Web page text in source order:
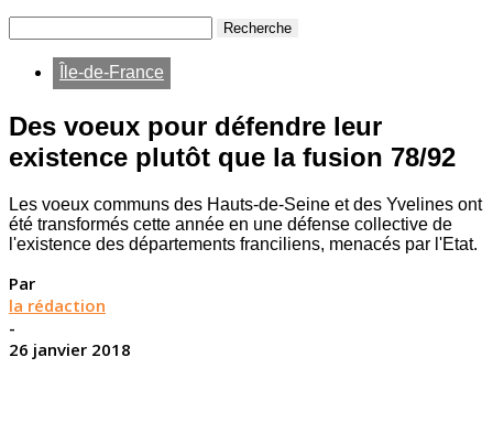
Île-de-France
Des voeux pour défendre leur
existence plutôt que la fusion 78/92
Les voeux communs des Hauts-de-Seine et des Yvelines ont
été transformés cette année en une défense collective de
l'existence des départements franciliens, menacés par l'Etat.
Par
la rédaction
-
26 janvier 2018